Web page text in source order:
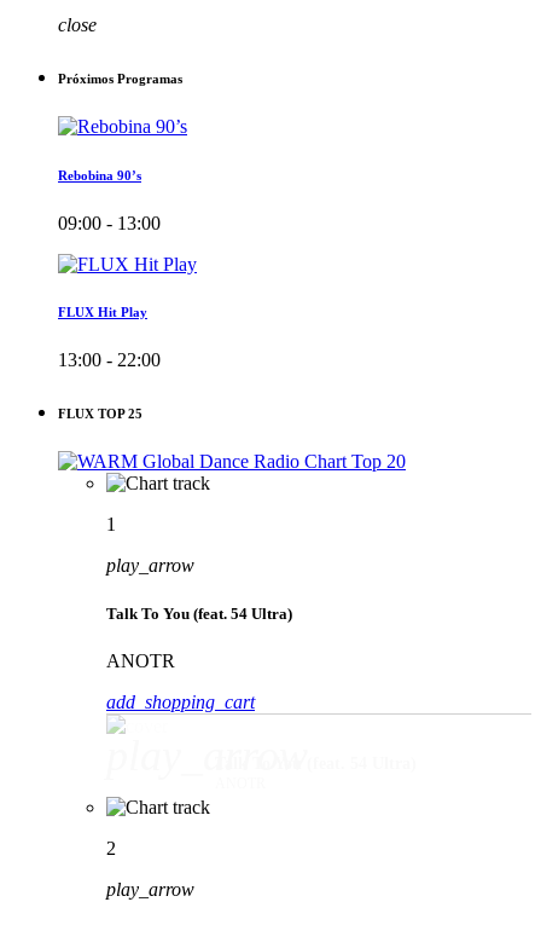
close
Próximos Programas
Rebobina 90’s
09:00 - 13:00
FLUX Hit Play
13:00 - 22:00
FLUX TOP 25
1
play_arrow
Talk To You (feat. 54 Ultra)
ANOTR
add_shopping_cart
2
play_arrow